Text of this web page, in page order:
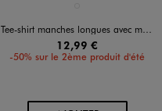
Tee-shirt manches longues avec motif en relief fille - K-Pop Demon Hunters
12,99 €
-50% sur le 2ème produit d'été